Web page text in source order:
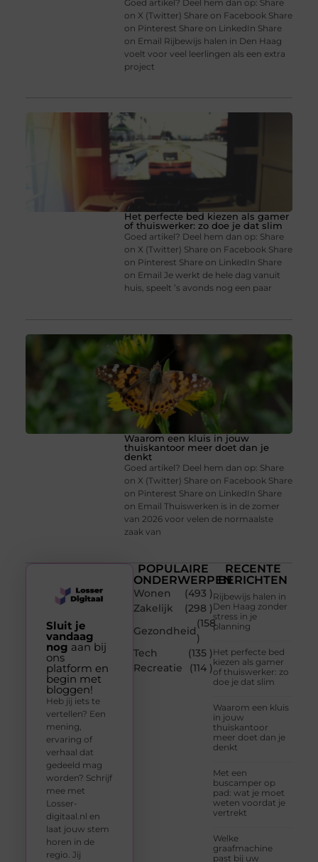
Goed artikel? Deel hem dan op: Share
on X (Twitter) Share on Facebook Share
on Pinterest Share on LinkedIn Share
on Email Rijbewijs halen in Den Haag
voelt voor veel leerlingen als een extra
project
Het perfecte bed kiezen als gamer
of thuiswerker: zo doe je dat slim
Goed artikel? Deel hem dan op: Share
on X (Twitter) Share on Facebook Share
on Pinterest Share on LinkedIn Share
on Email Je werkt de hele dag vanuit
huis, speelt ’s avonds nog een paar
Waarom een kluis in jouw
thuiskantoor meer doet dan je
denkt
Goed artikel? Deel hem dan op: Share
on X (Twitter) Share on Facebook Share
on Pinterest Share on LinkedIn Share
on Email Thuiswerken is in de zomer
van 2026 voor velen de normaalste
zaak van
POPULAIRE
ONDERWERPEN
Wonen
(493 )
Zakelijk
(298 )
Gezondheid
(158
)
Tech
(135 )
Recreatie
(114 )
RECENTE
BERICHTEN
Rijbewijs halen in
Den Haag zonder
stress in je
planning
Het perfecte bed
kiezen als gamer
of thuiswerker: zo
doe je dat slim
Waarom een kluis
in jouw
thuiskantoor
meer doet dan je
denkt
Met een
buscamper op
pad: wat je moet
weten voordat je
vertrekt
Welke
graafmachine
past bij uw
Sluit je
vandaag
nog aan bij
ons
platform en
begin met
bloggen!
Heb jij iets te
vertellen? Een
mening,
ervaring of
verhaal dat
gedeeld mag
worden? Schrijf
mee met
Losser-
digitaal.nl en
laat jouw stem
horen in de
regio. Jij